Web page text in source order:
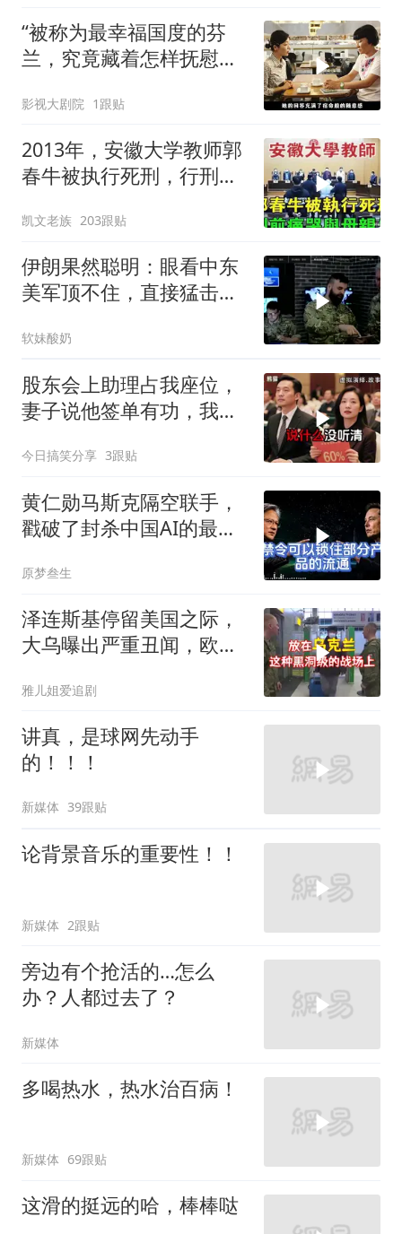
“被称为最幸福国度的芬
兰，究竟藏着怎样抚慰人
影视大剧院 1跟贴
2013年，安徽大学教师郭
春牛被执行死刑，行刑前
凯文老族 203跟贴
伊朗果然聪明：眼看中东
美军顶不住，直接猛击要
软妹酸奶
股东会上助理占我座位，
妻子说他签单有功，我抛
给他当
今日搞笑分享 3跟贴
黄仁勋马斯克隔空联手，
戳破了封杀中国AI的最大
原梦叁生
泽连斯基停留美国之际，
大乌曝出严重丑闻，欧洲
雅儿姐爱追剧
讲真，是球网先动手
的！！！
新媒体 39跟贴
论背景音乐的重要性！！
新媒体 2跟贴
旁边有个抢活的…怎么
办？人都过去了？
新媒体
多喝热水，热水治百病！
新媒体 69跟贴
这滑的挺远的哈，棒棒哒